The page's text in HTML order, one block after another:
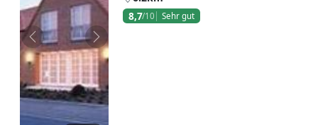
Zurück Weiter
8,7/10 Sehr gut